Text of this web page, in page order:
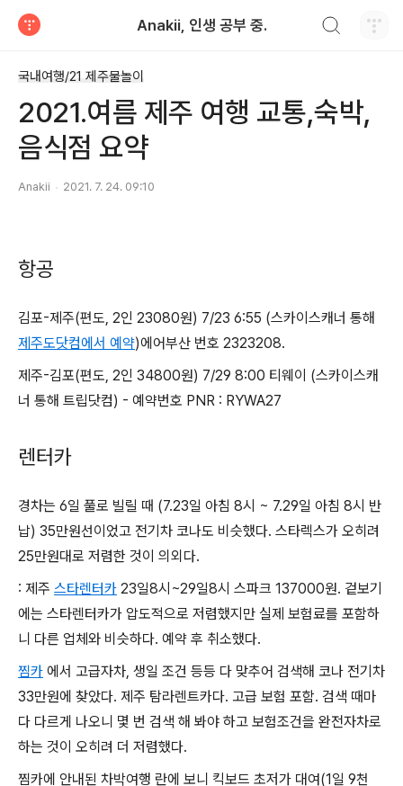
Anakii, 인생 공부 중.
국내여행/21 제주물놀이
2021.여름 제주 여행 교통,숙박,
음식점 요약
Anakii 2021. 7. 24. 09:10
항공
김포-제주(편도, 2인 23080원) 7/23 6:55 (스카이스캐너 통해
제주도닷컴에서 예약)에어부산 번호 2323208.
제주-김포(편도, 2인 34800원) 7/29 8:00 티웨이 (스카이스캐
너 통해 트립닷컴) - 예약번호 PNR : RYWA27
렌터카
경차는 6일 풀로 빌릴 때 (7.23일 아침 8시 ~ 7.29일 아침 8시 반
납) 35만원선이었고 전기차 코나도 비슷했다. 스타렉스가 오히려
25만원대로 저렴한 것이 의외다.
: 제주 스타렌터카 23일8시~29일8시 스파크 137000원. 겉보기
에는 스타렌터카가 압도적으로 저렴했지만 실제 보험료를 포함하
니 다른 업체와 비슷하다. 예약 후 취소했다.
찜카 에서 고급자차, 생일 조건 등등 다 맞추어 검색해 코나 전기차
33만원에 찾았다. 제주 탐라렌트카다. 고급 보험 포함. 검색 때마
다 다르게 나오니 몇 번 검색 해 봐야 하고 보험조건을 완전자차로
하는 것이 오히려 더 저렴했다.
찜카에 안내된 차박여행 란에 보니 킥보드 초저가 대여(1일 9천